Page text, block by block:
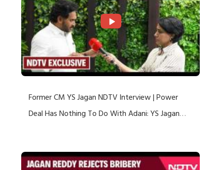
Former CM YS Jagan NDTV Interview | Power
Deal Has Nothing To Do With Adani: YS Jagan